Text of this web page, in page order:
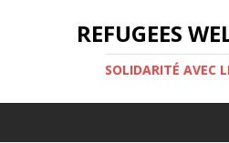
REFUGEES
SOLIDARITÉ AVEC